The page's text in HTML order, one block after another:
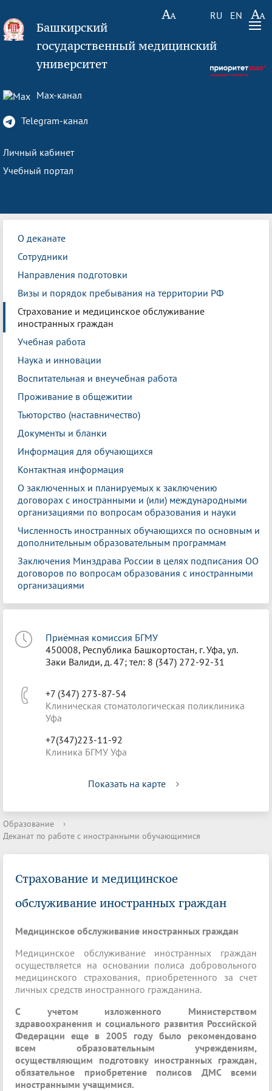
RU EN
Башкирский
государственный медицинский
университет
Max-канал
Telegram-канал
Личный кабинет
Учебный портал
О деканате
Сотрудники
Направления подготовки
Визы и порядок пребывания на территории РФ
Страхование и медицинское обслуживание
иностранных граждан
Учебная работа
Наука и инновации
Воспитательная и внеучебная работа
Проживание в общежитии
Тьюторство (наставничество)
Документы и бланки
Информация для обучающихся
Контактная информация
О заключенных и планируемых к заключению
договорах с иностранными и (или) международными
организациями по вопросам образования и науки
Численность иностранных обучающихся по основным и
дополнительным образовательным программам
Заключения Минздрава России в целях подписания ОО
договоров по вопросам образования с иностранными
организациями
Приёмная комиссия БГМУ
450008, Республика Башкортостан, г. Уфа, ул.
Заки Валиди, д. 47; тел: 8 (347) 272-92-31
+7 (347) 273-87-54
Клиническая стоматологическая поликлиника
Уфа
+7(347)223-11-92
Клиника БГМУ Уфа
Показать на карте
Образование
›
Деканат по работе с иностранными обучающимися
Страхование и медицинское
обслуживание иностранных граждан
Медицинское обслуживание иностранных граждан
Медицинское обслуживание иностранных граждан
осуществляется на основании полиса добровольного
медицинского страхования, приобретенного за счет
личных средств иностранного гражданина.
С учетом изложенного Министерством
здравоохранения и социального развития Российской
Федерации еще в 2005 году было рекомендовано
всем образовательным учреждениям,
осуществляющим подготовку иностранных граждан,
обязательное приобретение полисов ДМС всеми
иностранными учащимися.